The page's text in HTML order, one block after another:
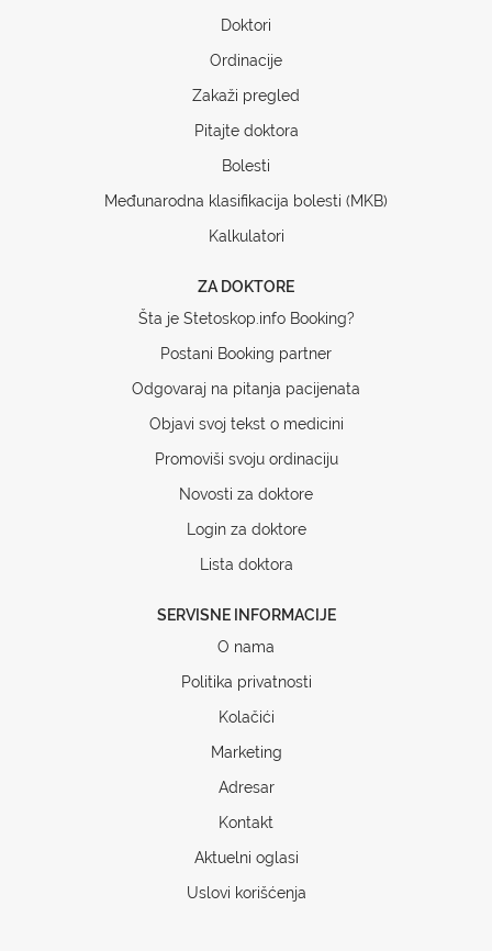
Doktori
Ordinacije
Zakaži pregled
Pitajte doktora
Bolesti
Međunarodna klasifikacija bolesti (MKB)
Kalkulatori
ZA DOKTORE
Šta je Stetoskop.info Booking?
Postani Booking partner
Odgovaraj na pitanja pacijenata
Objavi svoj tekst o medicini
Promoviši svoju ordinaciju
Novosti za doktore
Login za doktore
Lista doktora
SERVISNE INFORMACIJE
O nama
Politika privatnosti
Kolačići
Marketing
Adresar
Kontakt
Aktuelni oglasi
Uslovi korišćenja